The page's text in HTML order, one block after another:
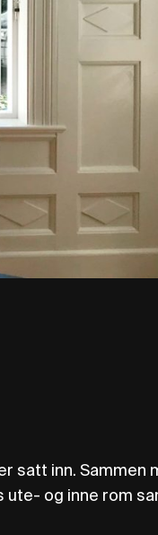
satt inn. Sammen
og inne rom